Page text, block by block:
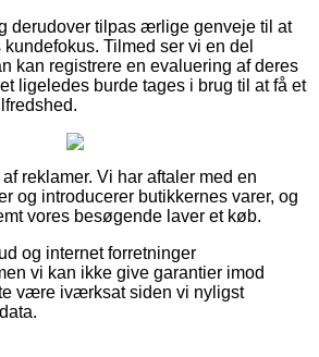
derudover tilpas ærlige genveje til at
Tilmed ser vi en del
kan registrere en evaluering af deres
ligeledes burde tages i brug til at få et
reklamer. Vi har aftaler med en
og introducerer butikkernes varer, og
vores besøgende laver et køb.
og internet forretninger
vi kan ikke give garantier imod
være iværksat siden vi nyligst